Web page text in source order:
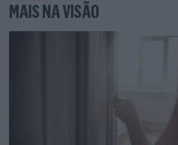
MAIS NA VISÃO